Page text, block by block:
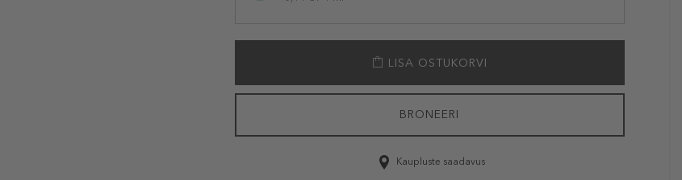
LISA OSTUKORVI
BRONEERI
Kaupluste saadavus